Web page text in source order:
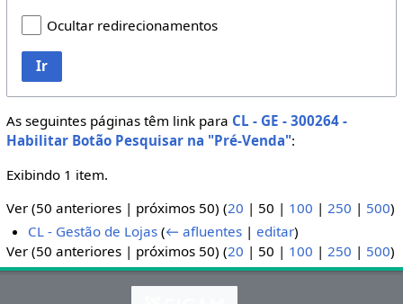
Ocultar redirecionamentos
Ir
As seguintes páginas têm link para CL - GE - 300264 -
Habilitar Botão Pesquisar na "Pré-Venda":
Exibindo 1 item.
Ver (50 anteriores| próximos 50) (20 | 50 | 100 | 250 | 500)
CL - Gestão de Lojas (← afluentes |editar)
Ver (50 anteriores| próximos 50) (20 | 50 | 100 | 250 | 500)